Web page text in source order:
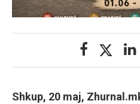
Shkup, 20 maj,